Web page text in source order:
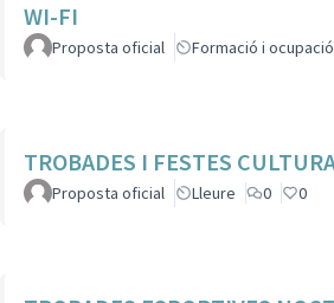
WI-FI
Proposta oficial Formació i ocupació
TROBADES I FESTES
Proposta oficial Lleure 0 0